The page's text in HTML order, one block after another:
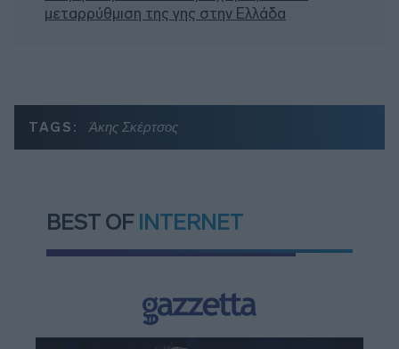
μεταρρύθμιση της γης στην Ελλάδα
TAGS: Άκης Σκέρτσος
BEST OF INTERNET